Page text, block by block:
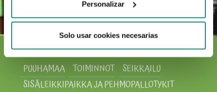
Personalizar
Solo usar cookies necesarias
PUUHAMAA TOIMINNOT SEIKKAILU
SISÄLEIKKIPAIKKA JA PEHMOPALLOTYKIT